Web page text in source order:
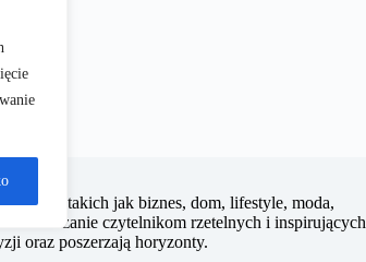
takich jak biznes, dom, lifestyle, moda,
dostarczanie czytelnikom rzetelnych i inspirujących
oraz poszerzają horyzonty.